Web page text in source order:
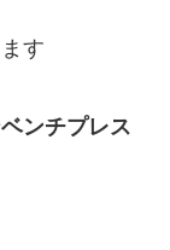
す
ンチプレス